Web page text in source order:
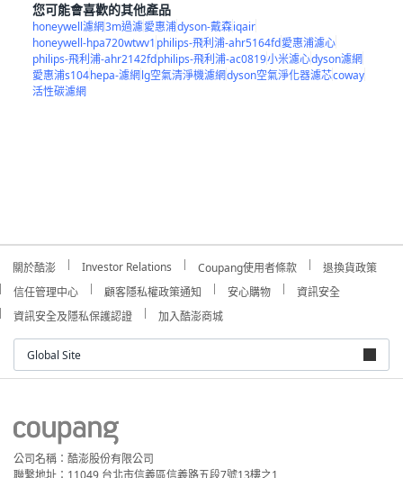
您可能會喜歡的其他產品
honeywell濾網3m過濾愛惠浦dyson-戴森iqair
honeywell-hpa720wtwv1 philips-飛利浦-ahr5164fd愛惠浦濾心
philips-飛利浦-ahr2142fdphilips-飛利浦-ac0819小米濾心dyson濾網
愛惠浦s104hepa-濾網lg空氣清淨機濾網dyson空氣淨化器濾芯coway
活性碳濾網
關於酷澎 Investor Relations Coupang使用者條款
退換貨政策
信任管理中心
顧客隱私權政策通知 安心購物
資訊安全
資訊安全及隱私保護認證
加入酷澎商城
Global Site
公司名稱：酷澎股份有限公司
聯繫地址：11049 台北市信義區信義路五段7號13樓之1